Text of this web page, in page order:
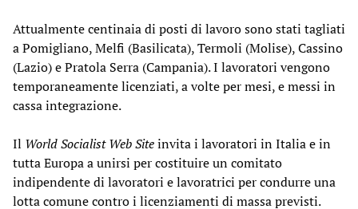
Attualmente centinaia di posti di lavoro sono stati tagliati
a Pomigliano, Melfi (Basilicata), Termoli (Molise), Cassino
(Lazio) e Pratola Serra (Campania). I lavoratori vengono
temporaneamente licenziati, a volte per mesi, e messi in
cassa integrazione.
Il World Socialist Web Siteinvita i lavoratori in Italia e in
tutta Europa a unirsi per costituire un comitato
indipendente di lavoratori e lavoratrici per condurre una
lotta comune contro i licenziamenti di massa previsti.